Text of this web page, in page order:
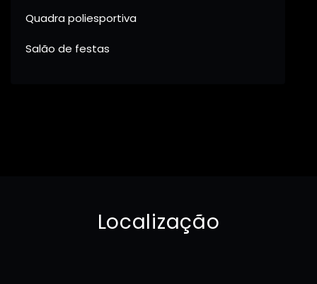
Quadra poliesportiva
Salão de festas
Localização